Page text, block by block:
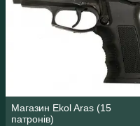
Магазин Ekol Aras (15
патронів)